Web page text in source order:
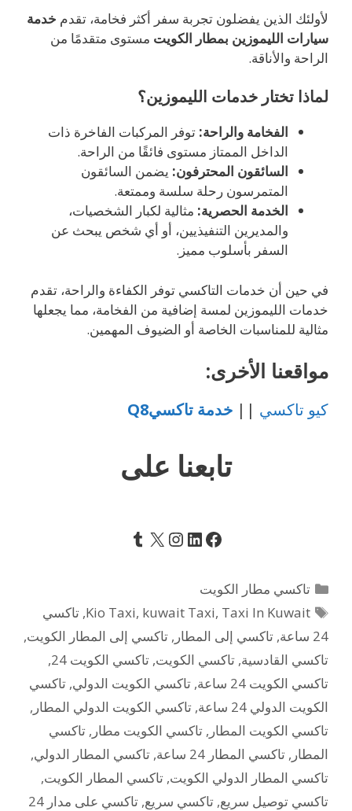
لأولئك الذين يفضلون تجربة سفر أكثر فخامة، تقدم خدمة
سيارات الليموزين بمطار الكويت مستوى متقدمًا من
الراحة والأناقة.
لماذا تختار خدمات الليموزين؟
الفخامة والراحة: توفر المركبات الفاخرة ذات
الداخل الممتاز مستوى فائقًا من الراحة.
السائقون المحترفون: يضمن السائقون
المتمرسون رحلة سلسة وممتعة.
الخدمة الحصرية: مثالية لكبار الشخصيات،
والمديرين التنفيذيين، أو أي شخص يبحث عن
السفر بأسلوب مميز.
في حين أن خدمات التاكسي توفر الكفاءة والراحة، تقدم
خدمات الليموزين لمسة إضافية من الفخامة، مما يجعلها
مثالية للمناسبات الخاصة أو الضيوف المهمين.
مواقعنا الأخرى:
كيو تاكسي || خدمة تاكسيQ8
تابعنا على
Facebook
LinkedIn
Instagram
X
Tumblr
التصنيفات
تاكسي مطار الكويت
الوسوم
Kio Taxi, kuwait Taxi, Taxi In Kuwait
,تاكسي
24 ساعة
, تاكسي إلى المطار , تاكسي إلى المطار الكويت,
تاكسي القادسية, تاكسي الكويت, تاكسي الكويت 24
,
تاكسي الكويت 24 ساعة
, تاكسي الكويت الدولي, تاكسي
الكويت الدولي 24 ساعة
, تاكسي الكويت الدولي المطار ,
تاكسي الكويت المطار , تاكسي الكويت مطار , تاكسي
المطار , تاكسي المطار 24 ساعة , تاكسي المطار الدولي,
تاكسي المطار الدولي الكويت, تاكسي المطار الكويت,
تاكسي توصيل سريع, تاكسي سريع,
تاكسي على مدار 24